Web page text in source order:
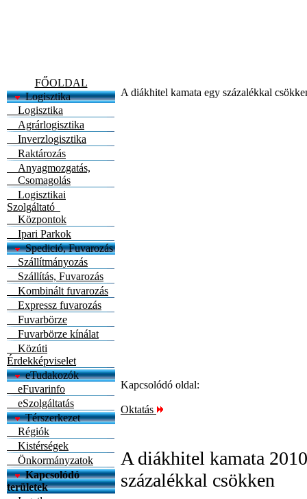
FŐOLDAL
Logisztika
Logisztika
Agrárlogisztika
Inverzlogisztika
Raktározás
Anyagmozgatás,
Csomagolás
Logisztikai
Szolgáltató
Központok
Ipari Parkok
Spedició, Fuvarozás
Szállítmányozás
Szállítás, Fuvarozás
Kombinált fuvarozás
Expressz fuvarozás
Fuvarbörze
Fuvarbörze kínálat
Közúti
Érdekképviselet
eTudakozók
eFuvarinfo
eSzolgáltatás
Térszerkezet
Régiók
Kistérségek
Önkormányzatok
Kapcsolódó
területek
A diákhitel kamata egy százalékkal
Kapcsolódó oldal:
Oktatás
A diákhitel kamata
százalékkal csökken